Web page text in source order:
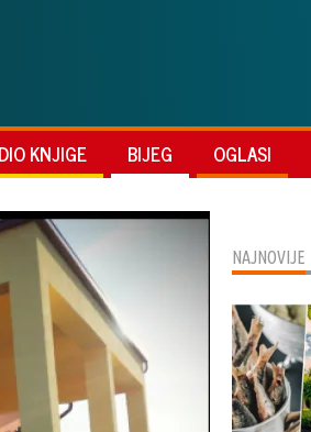
KNJIGE BIJEG OGLASI
NAJNOVIJE